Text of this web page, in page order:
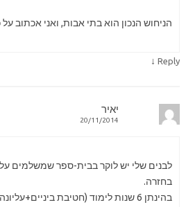
הניחוש הנכון הוא בתי אבות, ואני אכתוב
Reply
↓
יאיר
20/11/2014
לבנים שלי יש לוקר בבית-ספר שמשלמים
בחזרה.
בהינתן 6 שנות לימוד (חטיבת